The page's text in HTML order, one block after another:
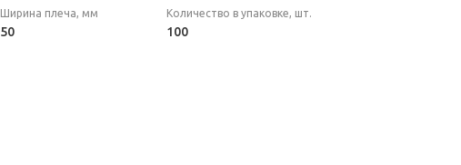
Ширина плеча, мм
50
Количество в упаковке, шт.
100